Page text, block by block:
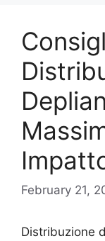
February 21,
Distribuzione